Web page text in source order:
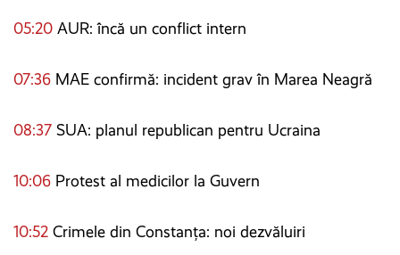
05:20 AUR: încă un conflict intern
07:36 MAE confirmă: incident grav în Marea Neagră
08:37 SUA: planul republican pentru Ucraina
10:06 Protest al medicilor la Guvern
10:52 Crimele din Constanța: noi dezvăluiri